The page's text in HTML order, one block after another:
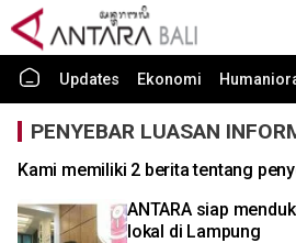
Updates Ekonomi
PENYEBAR LUASAN
Kami memiliki 2 berita tentang
ANTARA siap
lokal di Lampung